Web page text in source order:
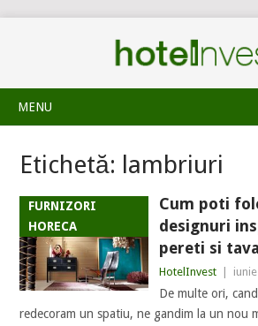
MENU
Etichetă: lambriuri
FURNIZORI
HORECA
Cum poti
designuri
pereti si
HotelInvest
De multe ori,
redecoram un spatiu, ne gandim la un nou